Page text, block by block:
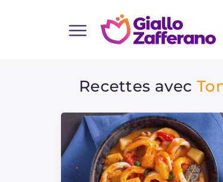
Toutes les recettes
Plats principaux
Boissons et rafraîchissements
Recettes avec